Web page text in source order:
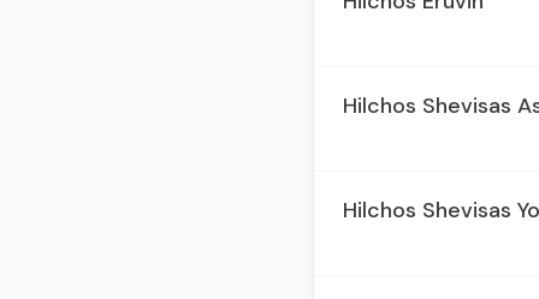
Hilchos Shevisas
Hilchos Shevisas